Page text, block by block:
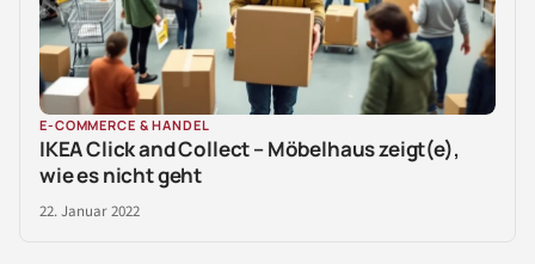
E-COMMERCE & HANDEL
IKEA Click and Collect – Möbelhaus zeigt(e),
wie es nicht geht
22. Januar 2022